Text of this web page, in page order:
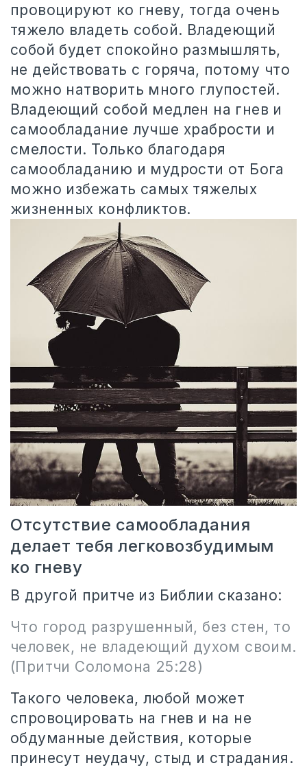
провоцируют ко гневу, тогда очень
тяжело владеть собой. Владеющий
собой будет спокойно размышлять,
не действовать с горяча, потому что
можно натворить много глупостей.
Владеющий собой медлен на гнев и
самообладание лучше храбрости и
смелости. Только благодаря
самообладанию и мудрости от Бога
можно избежать самых тяжелых
жизненных конфликтов.
Отсутствие самообладания
делает тебя легковозбудимым
ко гневу
В другой притче из Библии сказано:
Что город разрушенный, без стен, то
человек, не владеющий духом своим.
(Притчи Соломона 25:28)
Такого человека, любой может
спровоцировать на гнев и на не
обдуманные действия, которые
принесут неудачу, стыд и страдания.